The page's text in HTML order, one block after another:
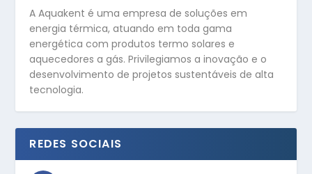
A Aquakent é uma empresa de soluções em
energia térmica, atuando em toda gama
energética com produtos termo solares e
aquecedores a gás. Privilegiamos a inovação e o
desenvolvimento de projetos sustentáveis de alta
tecnologia.
REDES SOCIAIS